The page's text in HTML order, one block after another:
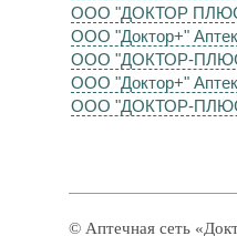
ООО "ДОКТОР
ООО "Доктор+"
ООО "ДОКТОР-
ООО "Доктор+"
ООО "ДОКТОР-
© Аптечная сеть